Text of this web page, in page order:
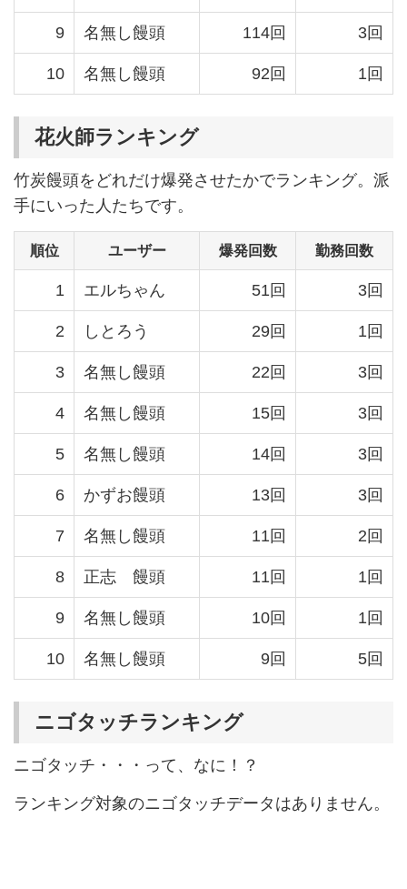
9 名無し饅頭 114回 3回
10 名無し饅頭 92回 1回
花火師ランキング
竹炭饅頭をどれだけ爆発させたかでランキング。派
手にいった人たちです。
順位 ユーザー 爆発回数 勤務回数
1 エルちゃん 51回 3回
2 しとろう 29回 1回
3 名無し饅頭 22回 3回
4 名無し饅頭 15回 3回
5 名無し饅頭 14回 3回
6 かずお饅頭 13回 3回
7 名無し饅頭 11回 2回
8 正志 饅頭 11回 1回
9 名無し饅頭 10回 1回
10 名無し饅頭 9回 5回
ニゴタッチランキング
ニゴタッチ・・・って、なに！？
ランキング対象のニゴタッチデータはありません。